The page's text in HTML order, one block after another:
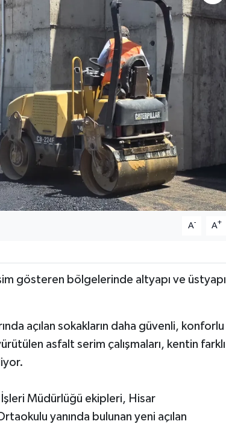
A- A+
gösteren bölgelerinde altyapı ve üstyapı
açılan sokakların daha güvenli, konforlu
asfalt serim çalışmaları, kentin farklı
Müdürlüğü ekipleri, Hisar
yanında bulunan yeni açılan